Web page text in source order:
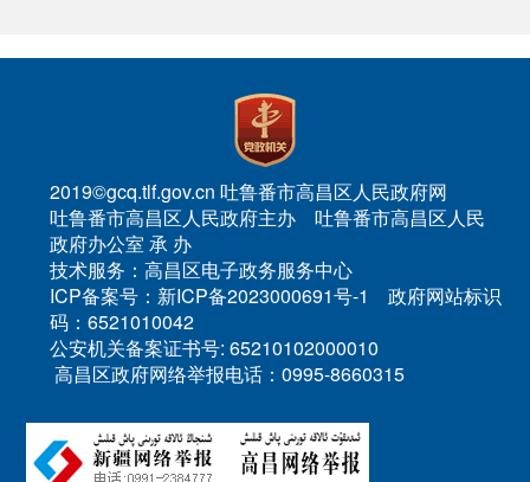
2019©gcq.tlf.gov.cn 吐鲁番市高昌区人民政府网
吐鲁番市高昌区人民政府主办 吐鲁番市高昌区人民
政府办公室 承 办
技术服务：高昌区电子政务服务中心
ICP备案号：新ICP备2023000691号-1 政府网站标识
码：6521010042
公安机关备案证书号: 65210102000010
高昌区政府网络举报电话：0995-8660315